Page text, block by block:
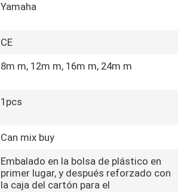
Yamaha
CE
8m m, 12m m, 16m m, 24m m
1pcs
Can mix buy
Embalado en la bolsa de plástico en
primer lugar, y después reforzado con
la caja del cartón para el